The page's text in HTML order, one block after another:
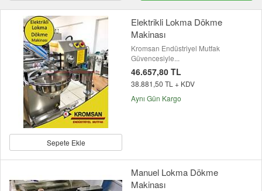
Sepete Ekle
Elektrikli Lokma Dökme
Makinası
Kromsan Endüstriyel Mutfak
Güvencesiyle...
46.657,80 TL
38.881,50 TL + KDV
Aynı Gün Kargo
Manuel Lokma Dökme
Makinası